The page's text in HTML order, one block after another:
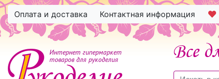
Оплата и доставка Контактная информация
Интернет гипермаркет
товаров для рукоделия